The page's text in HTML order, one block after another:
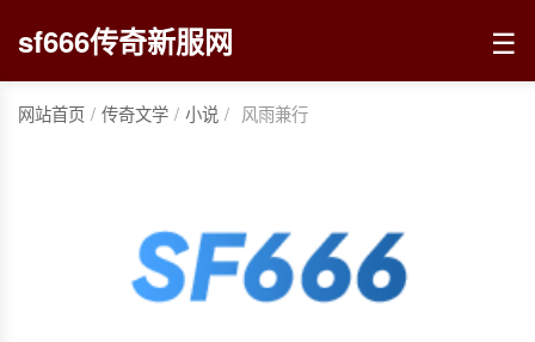
sf666传奇新服网 ☰
网站首页 / 传奇文学 / 小说 / 风雨兼行